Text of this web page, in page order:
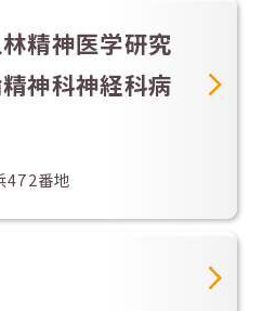
精神医学研究
神科神経科病
472番地